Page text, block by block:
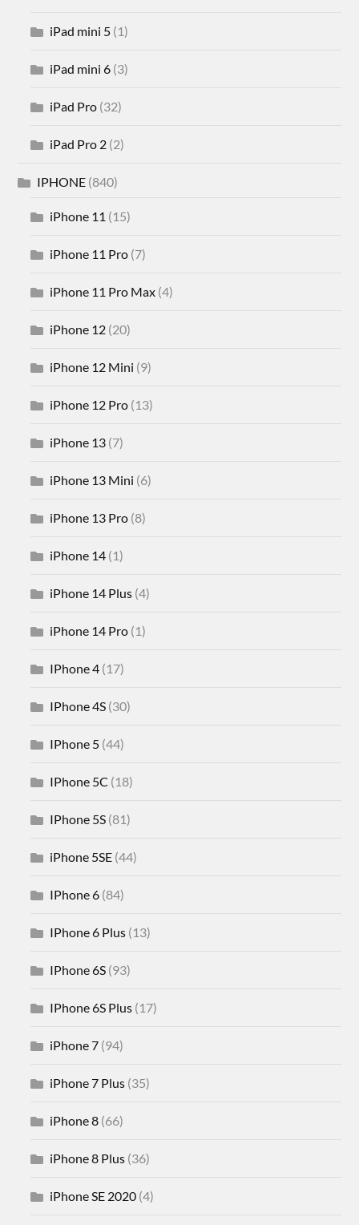
iPad mini 5 (1)
iPad mini 6 (3)
iPad Pro (32)
iPad Pro 2 (2)
IPHONE (840)
iPhone 11 (15)
iPhone 11 Pro (7)
iPhone 11 Pro Max (4)
iPhone 12 (20)
iPhone 12 Mini (9)
iPhone 12 Pro (13)
iPhone 13 (7)
iPhone 13 Mini (6)
iPhone 13 Pro (8)
iPhone 14 (1)
iPhone 14 Plus (4)
iPhone 14 Pro (1)
IPhone 4 (17)
IPhone 4S (30)
IPhone 5 (44)
IPhone 5C (18)
IPhone 5S (81)
iPhone 5SE (44)
IPhone 6 (84)
IPhone 6 Plus (13)
IPhone 6S (93)
IPhone 6S Plus (17)
iPhone 7 (94)
iPhone 7 Plus (35)
iPhone 8 (66)
iPhone 8 Plus (36)
iPhone SE 2020 (4)